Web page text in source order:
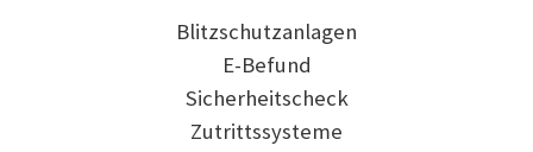
Blitzschutzanlagen
E-Befund
Sicherheitscheck
Zutrittssysteme